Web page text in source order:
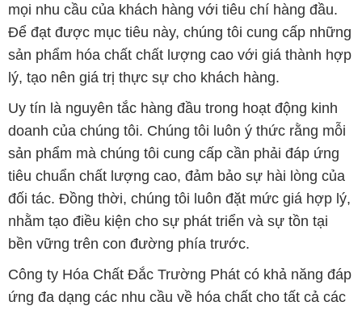
mọi nhu cầu của khách hàng với tiêu chí hàng đầu.
Để đạt được mục tiêu này, chúng tôi cung cấp những
sản phẩm hóa chất chất lượng cao với giá thành hợp
lý, tạo nên giá trị thực sự cho khách hàng.
Uy tín là nguyên tắc hàng đầu trong hoạt động kinh
doanh của chúng tôi. Chúng tôi luôn ý thức rằng mỗi
sản phẩm mà chúng tôi cung cấp cần phải đáp ứng
tiêu chuẩn chất lượng cao, đảm bảo sự hài lòng của
đối tác. Đồng thời, chúng tôi luôn đặt mức giá hợp lý,
nhằm tạo điều kiện cho sự phát triển và sự tồn tại
bền vững trên con đường phía trước.
Công ty Hóa Chất Đắc Trường Phát có khả năng đáp
ứng đa dạng các nhu cầu về hóa chất cho tất cả các